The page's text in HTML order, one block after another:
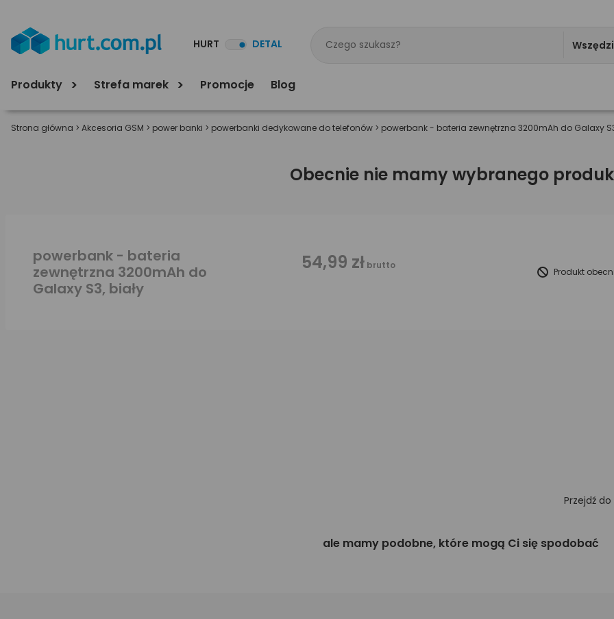
HURT DETAL
Produkty Strefa marek Promocje Blog
Strona główna > Akcesoria GSM > power banki > powerbanki dedykowane do telefonów > powerbank - bateria zewnętrzna 3200mAh do Galaxy
Obecnie nie mamy wybranego
powerbank - bateria
zewnętrzna 3200mAh do
Galaxy S3, biały
54,99 zł brutto
Produkt
Przejdź do
ale mamy podobne, które mogą Ci się spodobać